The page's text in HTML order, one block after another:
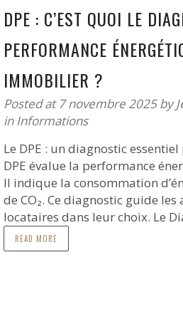
DPE : C’EST QUOI LE
PERFORMANCE
IMMOBILIER ?
Posted at 7 novembre 2025 by
inInformations
Le DPE : un diagnostic
DPE évalue la performance
Il indique la consommation
de CO₂. Ce diagnostic guide les
locataires dans leur choix. Le
READ MORE